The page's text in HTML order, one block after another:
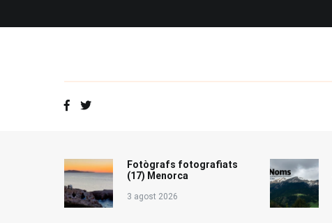
Fotògrafs fotografiats
(17) Menorca
3 agost 2026